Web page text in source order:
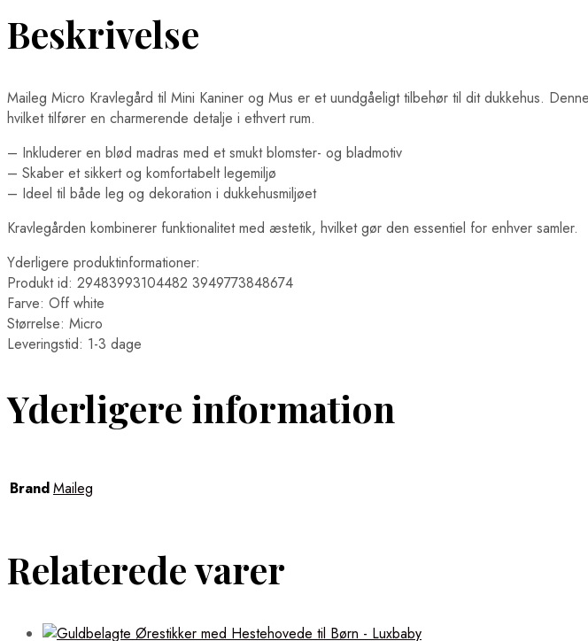
Beskrivelse
Maileg Micro Kravlegård til Mini Kaniner og Mus er et uundgåeligt tilbehør til dit dukkehus.
hvilket tilfører en charmerende detalje i ethvert rum.
– Inkluderer en blød madras med et smukt blomster- og bladmotiv
– Skaber et sikkert og komfortabelt legemiljø
– Ideel til både leg og dekoration i dukkehusmiljøet
Kravlegården kombinerer funktionalitet med æstetik, hvilket gør den essentiel for enhver samler.
Yderligere produktinformationer:
Produkt id: 29483993104482 3949773848674
Farve: Off white
Størrelse: Micro
Leveringstid: 1-3 dage
Yderligere information
BrandMaileg
Relaterede varer